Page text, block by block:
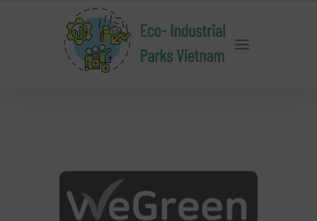
SMARTENERGY